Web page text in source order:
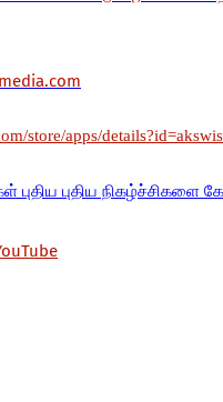
store/apps/
புதிய புதிய நிகழ்ச்சிகளை